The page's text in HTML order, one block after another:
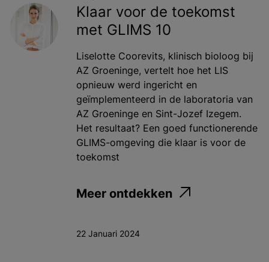
Klaar voor de toekomst
met GLIMS 10
Liselotte Coorevits, klinisch bioloog bij
AZ Groeninge, vertelt hoe het LIS
opnieuw werd ingericht en
geïmplementeerd in de laboratoria van
AZ Groeninge en Sint-Jozef Izegem.
Het resultaat? Een goed functionerende
GLIMS-omgeving die klaar is voor de
toekomst
Meer ontdekken
22 Januari 2024